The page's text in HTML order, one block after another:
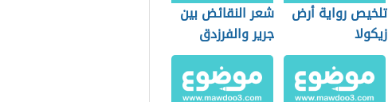
تلخيص رواية أرض
زيكولا
شعر النقائض بين
جرير والفرزدق